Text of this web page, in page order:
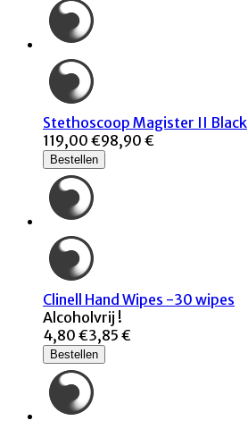
Stethoscoop Magister II Black
119,00 €98,90 €
Bestellen
Clinell Hand Wipes -30 wipes
Alcoholvrij !
4,80 €3,85 €
Bestellen